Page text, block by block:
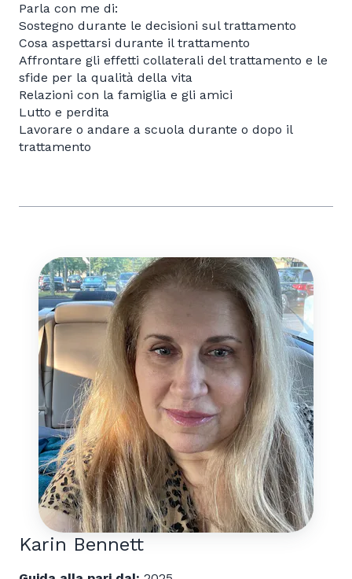
Parla con me di:
Sostegno durante le decisioni sul trattamento
Cosa aspettarsi durante il trattamento
Affrontare gli effetti collaterali del trattamento e le
sfide per la qualità della vita
Relazioni con la famiglia e gli amici
Lutto e perdita
Lavorare o andare a scuola durante o dopo il
trattamento
Karin Bennett